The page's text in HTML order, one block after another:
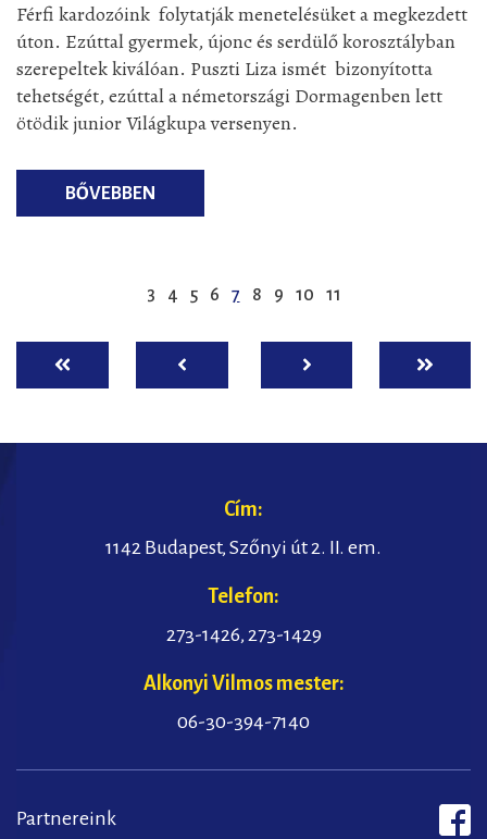
Férfi kardozóink folytatják menetelésüket a megkezdett
úton. Ezúttal gyermek, újonc és serdülő korosztályban
szerepeltek kiválóan. Puszti Liza ismét bizonyította
tehetségét, ezúttal a németországi Dormagenben lett
ötödik junior Világkupa versenyen.
BŐVEBBEN
3 4 5 6 7 8 9 10 11
ELSŐ ELŐZŐ KÖVETKEZŐ UTOLSÓ
Cím:
1142 Budapest, Szőnyi út 2. II. em.
Telefon:
273-1426, 273-1429
Alkonyi Vilmos mester:
06-30-394-7140
Partnereink